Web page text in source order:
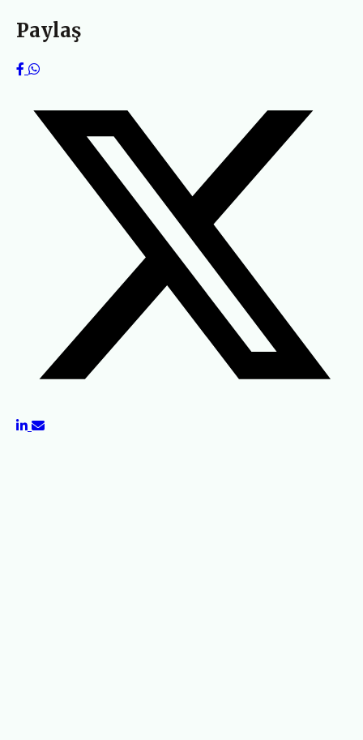
Paylaş